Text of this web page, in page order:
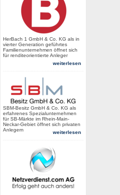
HerBach 1 GmbH & Co. KG als in
vierter Generation geführtes
Familienunternehmen öffnet sich
für renditeorientierte Anleger
weiterlesen
SBM-Besitz GmbH & Co. KG als
erfahrenes Spezialunternehmen
für SB-Märkte im Rhein-Main-
Neckar-Gebiet öffnet sich privaten
Anlegern
weiterlesen